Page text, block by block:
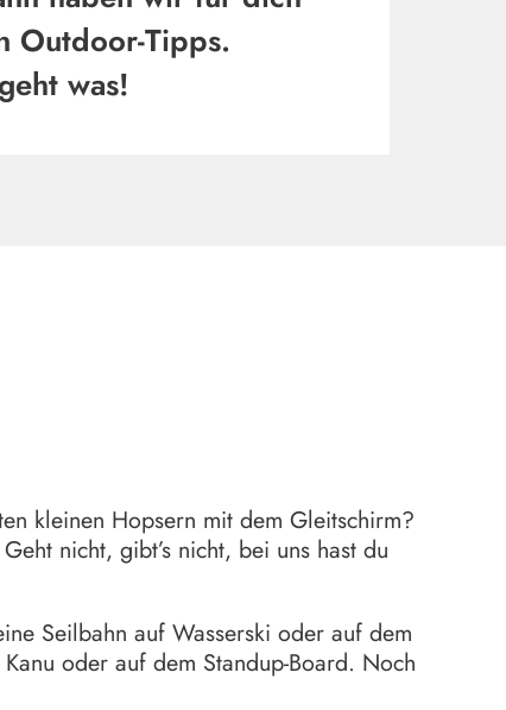
Outdoor-Tipps.
was!
kleinen Hopsern mit dem Gleitschirm?
nicht, gibt’s nicht, bei uns hast du
Seilbahn auf Wasserski oder auf dem
oder auf dem Standup-Board. Noch